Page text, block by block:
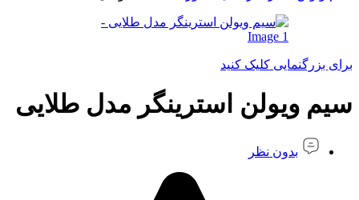
برای بزرگنمایی کلیک کنید
سیم ویولن استرینگر مدل طلایی
بدون نظر